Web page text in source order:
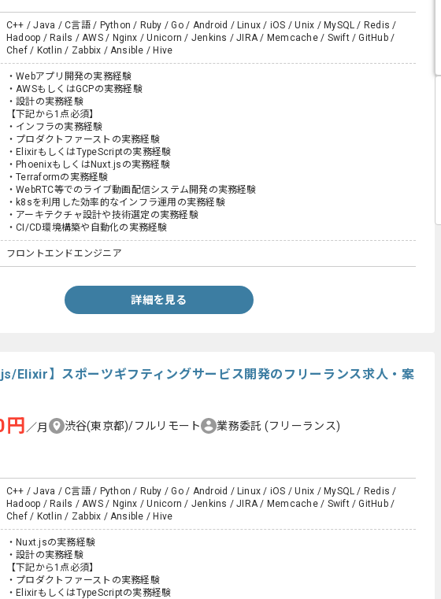
C++ / Java / C言語 / Python / Ruby / Go / Android / Linux / iOS / Unix / MySQL / Redis /
Hadoop / Rails / AWS / Nginx / Unicorn / Jenkins / JIRA / Memcache / Swift / GitHub /
Chef / Kotlin / Zabbix / Ansible / Hive
・Webアプリ開発の実務経験
・AWSもしくはGCPの実務経験
・設計の実務経験
【下記から1点必須】
・インフラの実務経験
・プロダクトファーストの実務経験
・ElixirもしくはTypeScriptの実務経験
・PhoenixもしくはNuxt.jsの実務経験
・Terraformの実務経験
・WebRTC等でのライブ動画配信システム開発の実務経験
・k8sを利用した効率的なインフラ運用の実務経験
・アーキテクチャ設計や技術選定の実務経験
・CI/CD環境構築や自動化の実務経験
フロントエンドエンジニア
詳細を見る
Elixir】スポーツギフティングサービス開発のフリーランス求人・案
／月 渋谷(東京都)/フルリモート 業務委託 (フリーランス)
C++ / Java / C言語 / Python / Ruby / Go / Android / Linux / iOS / Unix / MySQL / Redis /
Hadoop / Rails / AWS / Nginx / Unicorn / Jenkins / JIRA / Memcache / Swift / GitHub /
Chef / Kotlin / Zabbix / Ansible / Hive
・Nuxt.jsの実務経験
・設計の実務経験
【下記から1点必須】
・プロダクトファーストの実務経験
・ElixirもしくはTypeScriptの実務経験